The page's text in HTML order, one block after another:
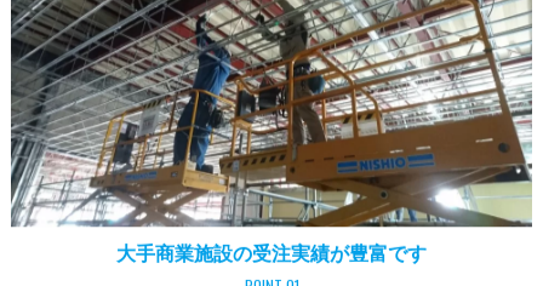
大手商業施設の受注実績が豊富です